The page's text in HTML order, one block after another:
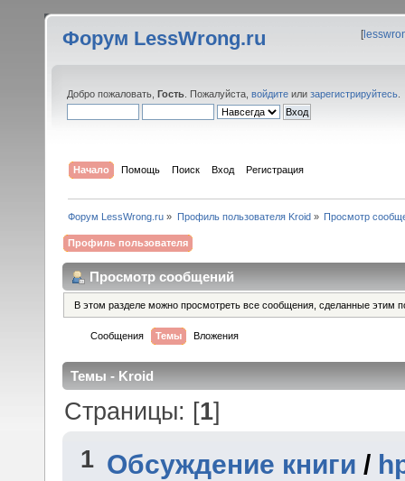
Форум LessWrong.ru [
Добро пожаловать, Гость . Пожалуйста, войдите или зарегистрируйтесь
Начало Помощь Поиск Вход Регистрация
Форум LessWrong.ru » Профиль пользователя Kroid» Просмотр
Профиль пользователя
Просмотр сообщений
В этом разделе можно просмотреть все сообщения, сделанные этим
Сообщения Темы Вложения
Темы - Kroid
Страницы: [1]
1 Обсуждение книги /